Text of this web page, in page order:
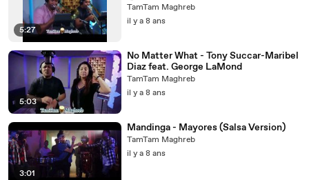
5:27
TamTam Maghreb
il y a 8 ans
5:03
No Matter What - Tony Succar-Maribel
Diaz feat. George LaMond
TamTam Maghreb
il y a 8 ans
3:01
Mandinga - Mayores (Salsa Version)
TamTam Maghreb
il y a 8 ans